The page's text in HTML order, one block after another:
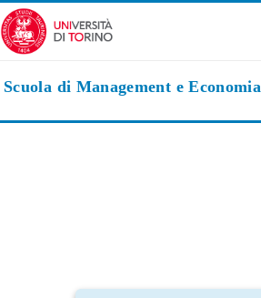
Vai al contenuto principale
Scuola di Management e Economia